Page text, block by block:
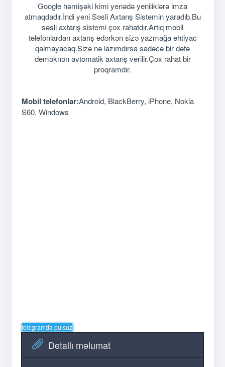
Google həmişəki kimi yenədə yeniliklərə imza
atmaqdadır.İndi yeni Səsli Axtarış Sistemin yaradıb.Bu
səsli axtarış sistemi çox rahatdır.Artıq mobil
telefonlardan axtarış edərkən sizə yazmağa ehtiyac
qalmayacaq.Sizə nə lazımdırsa sadəcə bir dəfə
deməknən avtomatik axtarış verilir.Çox rahat bir
proqramdır.
Mobil telefonlar:Android, BlackBerry, iPhone, Nokia
S60, Windows
telegramda pulsuz
Detallı məlumat